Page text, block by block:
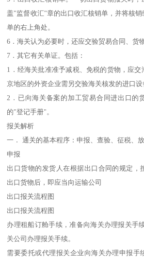
盖"监督收汇"章的出口收汇核销单，并将核
单的右上角处。
6．海关认为必要时，还应交验贸易合同、货
7．其它有关单证。包括：
1．经海关批准准予减税、免税的货物，应
京地区的外资企业需另交验海关核发的进口设
2．已向海关备案的加工贸易合同进出口的
的"登记手册"。
报关解析
一． 通关的基本程序：申报、查验、征税、
申报
出口货物的发货人在根据出口合同的规定，
出口货物后，即应当向运输公司
出口报关流程图
出口报关流程图
办理租船订舱手续，准备向海关办理报关手
关公司办理报关手续。
需要委托或代理报关企业向海关办理申报手